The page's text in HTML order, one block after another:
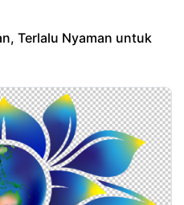
Terlalu Nyaman untuk